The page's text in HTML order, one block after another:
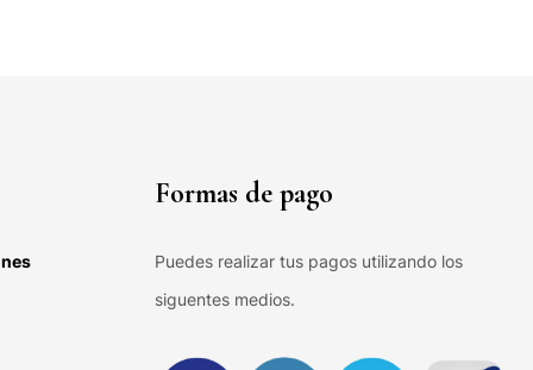
Formas de pago
Puedes realizar tus pagos utilizando los
siguentes medios.